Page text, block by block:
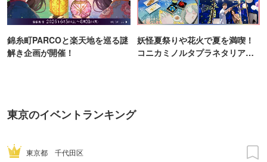
錦糸町PARCOと楽天地を巡る謎
解き企画が開催！
妖怪夏祭りや花火で夏を満喫！
コニカミノルタプラネタリア
東京のイベントランキング
東京都 千代田区